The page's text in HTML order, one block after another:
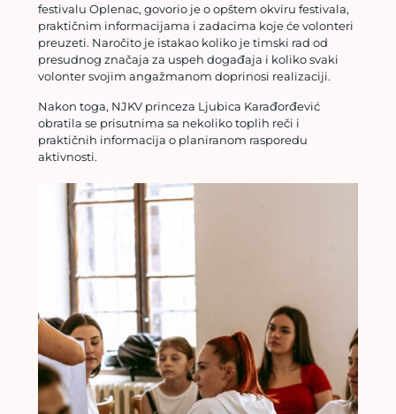
festivalu Oplenac, govorio je o opštem okviru festivala,
praktičnim informacijama i zadacima koje će volonteri
preuzeti. Naročito je istakao koliko je timski rad od
presudnog značaja za uspeh događaja i koliko svaki
volonter svojim angažmanom doprinosi realizaciji.
Nakon toga, NJKV princeza Ljubica Karađorđević
obratila se prisutnima sa nekoliko toplih reči i
praktičnih informacija o planiranom rasporedu
aktivnosti.